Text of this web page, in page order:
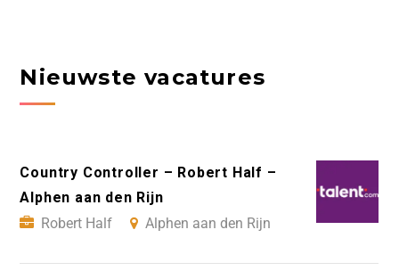
Nieuwste vacatures
Country Controller – Robert Half –
Alphen aan den Rijn
Robert Half
Alphen aan den Rijn